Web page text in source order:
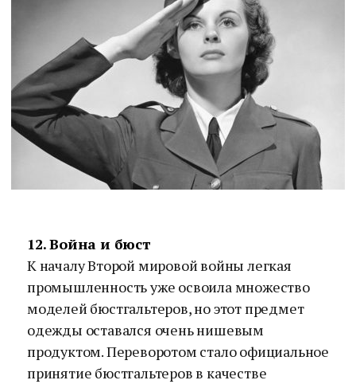
12. Война и бюст
К началу Второй мировой войны легкая
промышленность уже освоила множество
моделей бюстгальтеров, но этот предмет
одежды оставался очень нишевым
продуктом. Переворотом стало официальное
принятие бюстгальтеров в качестве